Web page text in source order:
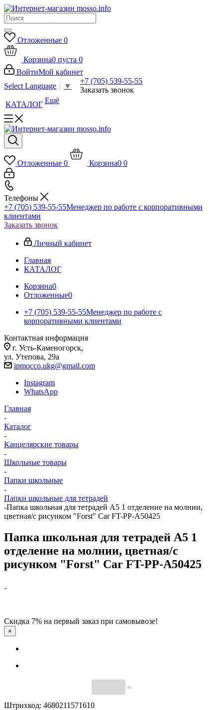
Отложенные 0
Корзина0 пуста 0
ВойтиМой кабинет
Select Language
▼
+7 (705) 539-55-55
Заказать звонок
КАТАЛОГ Ещё
Отложенные 0 Корзина0 0
Телефоны
+7 (705) 539-55-55Менеджер по работе с корпоративными
клиентами
Заказать звонок
Личный кабинет
Главная
КАТАЛОГ
Корзина0
Отложенные0
+7 (705) 539-55-55Менеджер по работе с
корпоративными клиентами
Контактная информация
г. Усть-Каменогорск,
ул. Утепова, 29а
ipmocco.ukg@gmail.com
Instagram
WhatsApp
Главная
-
Каталог
-
Канцелярские товары
-
Школьные товары
-
Папки школьные
-
Папки школьные для тетрадей
-Папка школьная для тетрадей А5 1 отделение на молнии,
цветная/с рисунком "Forst" Car FT-PP-A50425
Папка школьная для тетрадей А5 1
отделение на молнии, цветная/с
рисунком "Forst" Car FT-PP-A50425
Скидка 7% на первый заказ при самовывозе!
×
(0)
Штрихкод: 4680211571610